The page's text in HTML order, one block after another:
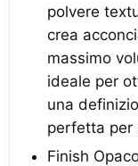
polvere
crea
massimo
ideale per
una
perfetta per
Finish